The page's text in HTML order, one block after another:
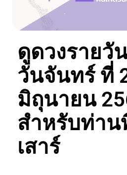
ดูดวงรายวั
วันจันทร์ ที่
มิถุนายน
สำหรับท่าน
เสาร์